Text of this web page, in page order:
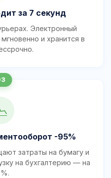
за 7 секунд
Электронный
и хранится в
-95%
затраты на бумагу и
на бухгалтерию — на